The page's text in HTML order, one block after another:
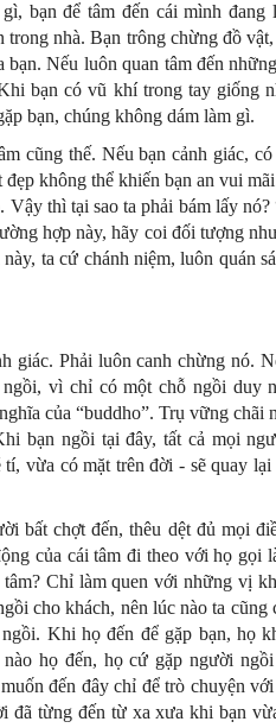
bạn để tâm đến cái mình
trong nhà. Bạn trông chừng đồ
Nếu luôn quan tâm đến
bạn có vũ khí trong tay giống
bạn, chúng không dám làm gì.
cũng thế. Nếu bạn cảnh giác,
không thể khiến bạn an vui
Vậy thì tại sao ta phải bám lấy
hợp này, hãy coi đối tượng
ta cứ chánh niệm, luôn quán
giác. Phải luôn canh chừng nó.
vì chỉ có một chỗ ngồi duy
của “buddho”. Trụ vững chãi
bạn ngồi tại đây, tất cả mọi
vừa có mặt trên đời - sẽ quay
bất chợt đến, thêu dệt đủ mọi
của cái tâm đi theo với họ gọi
Chỉ làm quen với những vị
cho khách, nên lúc nào ta
Khi họ đến để gặp bạn, họ
họ đến, họ cứ gặp người
đến đây chỉ để trò chuyện
đã từng đến từ xa xưa khi bạn